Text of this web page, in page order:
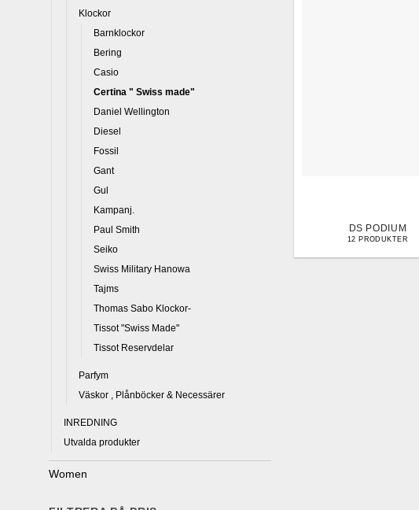
Klockor
Barnklockor
Bering
Casio
Certina " Swiss made"
Daniel Wellington
Diesel
Fossil
Gant
Gul
Kampanj.
Paul Smith
Seiko
Swiss Military Hanowa
Tajms
Thomas Sabo Klockor-
Tissot "Swiss Made"
Tissot Reservdelar
Parfym
Väskor , Plånböcker & Necessärer
INREDNING
Utvalda produkter
Women
DS PODIUM
12 PRODUKTER